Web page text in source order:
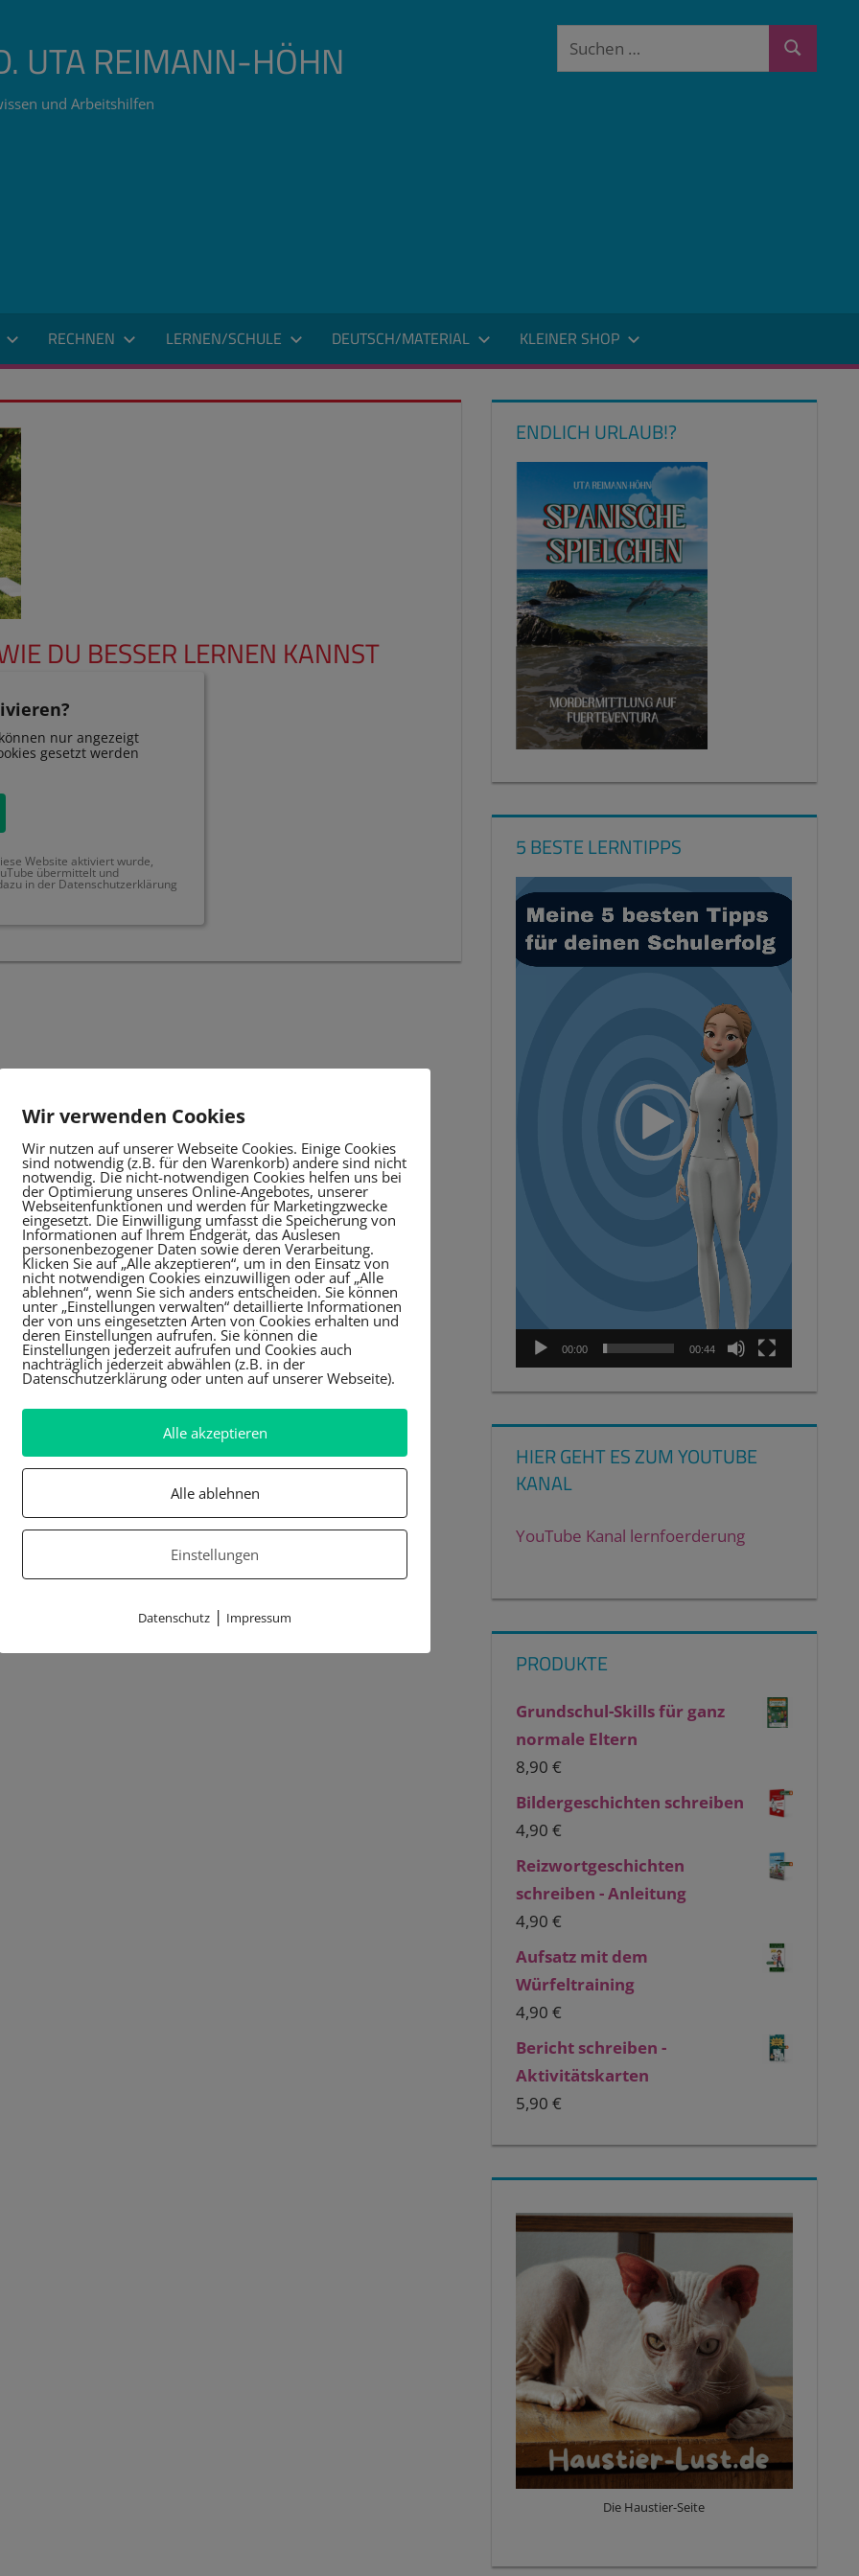
UTA REIMANN-HÖHN
und Arbeitshilfen
Suchen
Suchen
RECHNEN LERNEN/SCHULE DEUTSCH/MATERIAL KLEINER SHOP
DU BESSER LERNEN KANNST
nur angezeigt
gesetzt werden
Website aktiviert wurde,
übermittelt und
in der Datenschutzerklärung
ENDLICH URLAUB!?
5 BESTE LERNTIPPS
Video-
Player
00:00 00:44
HIER GEHT ES ZUM YOUTUBE
KANAL
YouTube Kanal lernfoerderung
PRODUKTE
Grundschul-Skills für ganz
normale Eltern
8,90€
Bildergeschichten schreiben
4,90€
Reizwortgeschichten
schreiben - Anleitung
4,90€
Aufsatz mit dem
Würfeltraining
4,90€
Bericht schreiben -
Aktivitätskarten
5,90€
Die Haustier-Seite
Wir verwenden Cookies
Wir nutzen auf unserer Webseite Cookies. Einige Cookies
sind notwendig (z.B. für den Warenkorb) andere sind nicht
notwendig. Die nicht-notwendigen Cookies helfen uns bei
der Optimierung unseres Online-Angebotes, unserer
Webseitenfunktionen und werden für Marketingzwecke
eingesetzt. Die Einwilligung umfasst die Speicherung von
Informationen auf Ihrem Endgerät, das Auslesen
personenbezogener Daten sowie deren Verarbeitung.
Klicken Sie auf „Alle akzeptieren“, um in den Einsatz von
nicht notwendigen Cookies einzuwilligen oder auf „Alle
ablehnen“, wenn Sie sich anders entscheiden. Sie können
unter „Einstellungen verwalten“ detaillierte Informationen
der von uns eingesetzten Arten von Cookies erhalten und
deren Einstellungen aufrufen. Sie können die
Einstellungen jederzeit aufrufen und Cookies auch
nachträglich jederzeit abwählen (z.B. in der
Datenschutzerklärung oder unten auf unserer Webseite).
Alle akzeptieren
Alle ablehnen
Einstellungen
Datenschutz | Impressum